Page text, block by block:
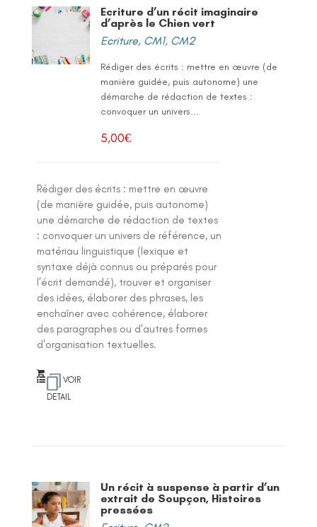
Ecriture d’un récit imaginaire
d’après le Chien vert
Ecriture, CM1, CM2
Rédiger des écrits : mettre en œuvre (de
manière guidée, puis autonome) une
démarche de rédaction de textes :
convoquer un univers...
5,00€
Rédiger des écrits : mettre en œuvre
(de manière guidée, puis autonome)
une démarche de rédaction de textes
: convoquer un univers de référence, un
matériau linguistique (lexique et
syntaxe déjà connus ou préparés pour
l’écrit demandé), trouver et organiser
des idées, élaborer des phrases, les
enchaîner avec cohérence, élaborer
des paragraphes ou d'autres formes
d'organisation textuelles.
VOIR
DETAIL
Un récit à suspense à partir d’un
extrait de Soupçon, Histoires
pressées